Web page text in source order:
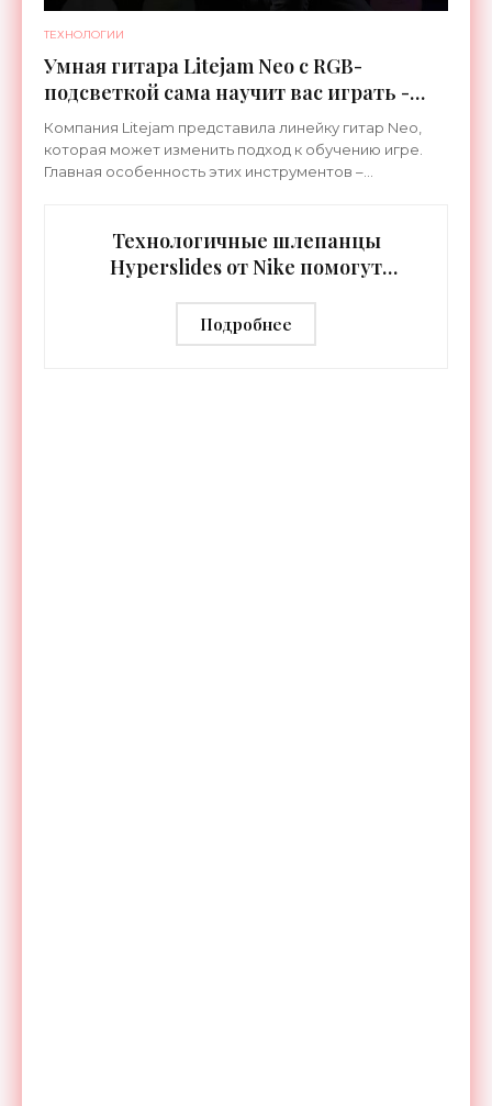
ТЕХНОЛОГИИ
Умная гитара Litejam Neo с RGB-
подсветкой сама научит вас играть -
«Гаджеты»
Компания Litejam представила линейку гитар Neo,
которая может изменить подход к обучению игре.
Главная особенность этих инструментов –
Технологичные шлепанцы
Hyperslides от Nike помогут
тренировки - «Гаджеты»
Подробнее